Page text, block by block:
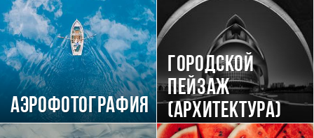
Аэрофотография
Городской
пейзаж
(Архитектура)